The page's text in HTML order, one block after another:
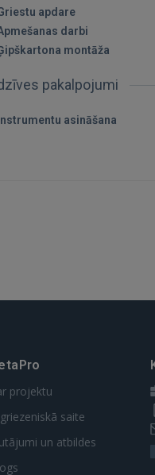
apdare
darbi
montāža
pakalpojumi
Instrumentu asināšana
projektu
saite
un atbildes